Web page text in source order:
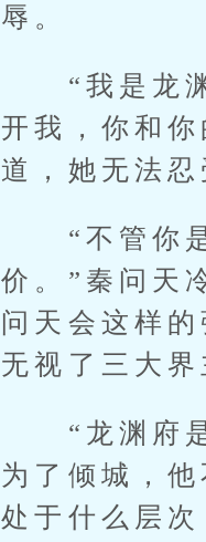
辱。
“我是龙渊
开我，你和
道，她无法忍
“不管你是
价。”秦问天
问天会这样
无视了三大
“龙渊府是
为了倾城，
处于什么层